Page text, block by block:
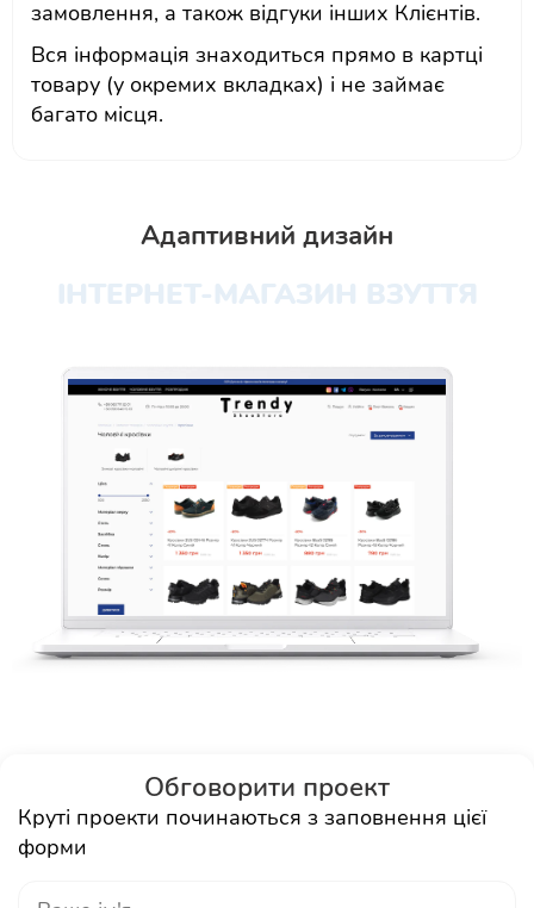
замовлення, а також відгуки інших Клієнтів.
Вся інформація знаходиться прямо в картці
товару (у окремих вкладках) і не займає
багато місця.
Адаптивний дизайн
ІНТЕРНЕТ-МАГАЗИН ВЗУТТЯ
Обговорити проект
Круті проекти починаються з заповнення цієї
форми